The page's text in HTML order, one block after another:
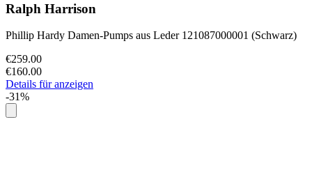
Ralph Harrison
Phillip Hardy Damen-Pumps aus Leder 121087000001 (Schwarz)
€259.00
€160.00
Details für anzeigen
-31%